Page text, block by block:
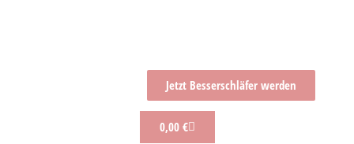
Jetzt Besserschläfer werden
0,00 €